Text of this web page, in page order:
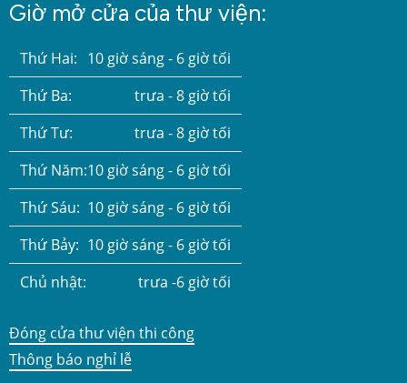
Giờ mở cửa của thư viện:
Thứ Hai: 10 giờ sáng - 6 giờ tối
Thứ Ba:
trưa - 8 giờ tối
Thứ Tư:
trưa - 8 giờ tối
Thứ Năm:10 giờ sáng - 6 giờ tối
Thứ Sáu: 10 giờ sáng - 6 giờ tối
Thứ Bảy: 10 giờ sáng - 6 giờ tối
Chủ nhật:
trưa -6 giờ tối
Đóng cửa thư viện thi công
Thông báo nghỉ lễ